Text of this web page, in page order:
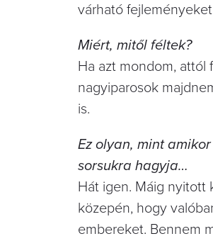
várható
Miért, mitől féltek?
Ha azt mondom, attól
nagyiparosok
is.
Ez olyan, mint
sorsukra hagyja…
Hát igen. Máig nyitott
közepén, hogy
embereket. Bennem